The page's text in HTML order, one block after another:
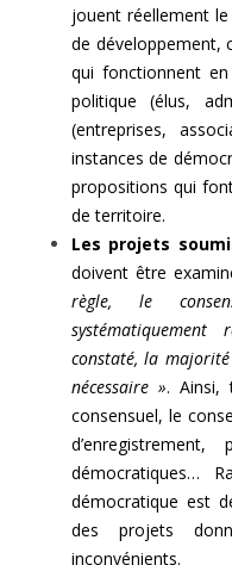
jouent réellement
de développement,
qui fonctionnent
politique (élus,
(entreprises,
instances de
propositions qui
de territoire.
Les projets
doivent être
règle, le
constaté, la
nécessaire ». Ainsi,
consensuel, le
démocratiques…
démocratique est
des projets
inconvénients.